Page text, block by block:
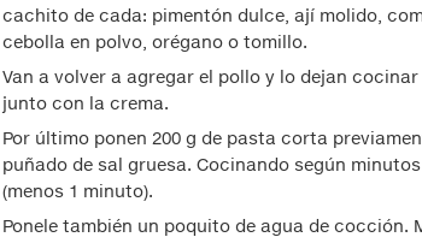
cachito de cada: pimentón dulce, ají molido,
cebolla en polvo, orégano o tomillo.
Van a volver a agregar el pollo y lo dejan
junto con la crema.
Por último ponen 200 g de pasta corta
puñado de sal gruesa. Cocinando según
(menos 1 minuto).
Ponele también un poquito de agua de cocción.